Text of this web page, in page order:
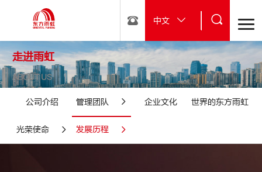
中文
走进雨虹
ABOUT US
公司介绍 管理团队 企业文化 世界的东方雨虹
光荣使命 发展历程